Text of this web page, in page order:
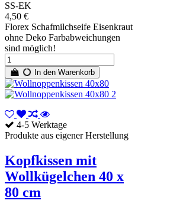
SS-EK
4,50 €
Florex Schafmilchseife Eisenkraut
ohne Deko Farbabweichungen
sind möglich!
In den Warenkorb
4-5 Werktage
Produkte aus eigener Herstellung
Kopfkissen mit
Wollkügelchen 40 x
80 cm